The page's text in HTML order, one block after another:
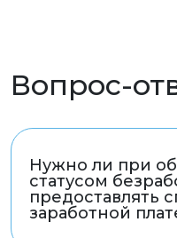
Вопрос-
Нужно ли при
статусом
предоставлять
заработной